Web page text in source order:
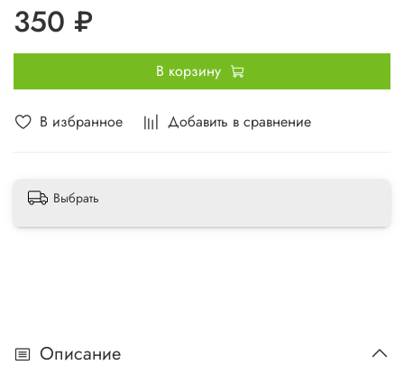
В избранное Добавить в сравнение
350 ₽
В корзину
Выбрать
Описание